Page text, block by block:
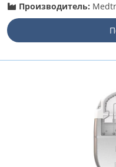
Производитель: